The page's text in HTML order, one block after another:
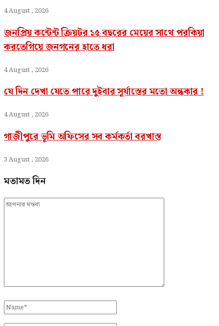
4 August , 2026
জনপ্রিয় কন্টেন্ট ক্রিয়টর ১৫ বছরের মেয়ের সাথে পরকিয়া
করতেগিয়ে জনগনের হাতে ধরা
4 August , 2026
যে দিন দেখা যেতে পারে দুইবার সূর্যাস্তের মতো অন্ধকার !
4 August , 2026
গাজীপুরে ভূমি অফিসের সব কর্মকর্তা বরখাস্ত
3 August , 2026
মতামত দিন